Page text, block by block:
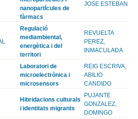
nanopartÍcules de
fàrmacs
JOSE ESTEBAN
Regulació
mediambiental,
energètica i del
territori
REVUELTA
PEREZ,
INMACULADA
Laboratori de
microelectrònica i
microsensors
REIG ESCRIVA,
ABILIO
CANDIDO
Hibridacions culturals
i identitats migrants
PUJANTE
GONZALEZ,
DOMINGO